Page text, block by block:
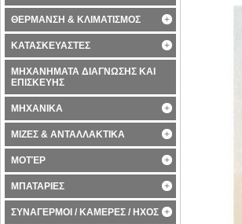
ΘΕΡΜΑΝΣΗ & ΚΛΙΜΑΤΙΣΜΟΣ
ΚΑΤΑΣΚΕΥΑΣΤΕΣ
ΜΗΧΑΝΗΜΑΤΑ ΔΙΑΓΝΩΣΗΣ ΚΑΙ
ΕΠΙΣΚΕΥΗΣ
ΜΗΧΑΝΙΚΑ
ΜΙΖΕΣ & ΑΝΤΑΛΛΑΚΤΙΚΑ
ΜΟΤΈΡ
ΜΠΑΤΑΡΙΕΣ
ΣΥΝΑΓΕΡΜΟΙ / ΚΑΜΕΡΕΣ / ΗΧΟΣ